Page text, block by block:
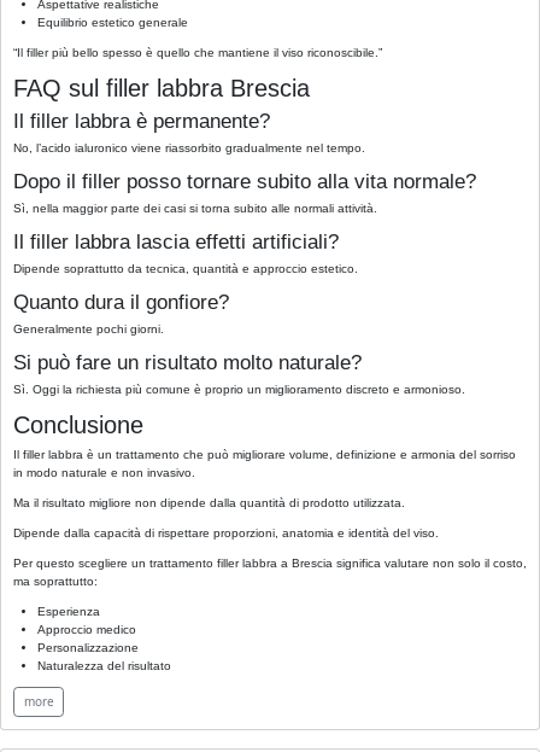
Aspettative realistiche
Equilibrio estetico generale
“Il filler più bello spesso è quello che mantiene il viso riconoscibile.”
FAQ sul filler labbra Brescia
Il filler labbra è permanente?
No, l’acido ialuronico viene riassorbito gradualmente nel tempo.
Dopo il filler posso tornare subito alla vita normale?
Sì, nella maggior parte dei casi si torna subito alle normali attività.
Il filler labbra lascia effetti artificiali?
Dipende soprattutto da tecnica, quantità e approccio estetico.
Quanto dura il gonfiore?
Generalmente pochi giorni.
Si può fare un risultato molto naturale?
Sì. Oggi la richiesta più comune è proprio un miglioramento discreto e armonioso.
Conclusione
Il filler labbra è un trattamento che può migliorare volume, definizione e armonia del sorriso
in modo naturale e non invasivo.
Ma il risultato migliore non dipende dalla quantità di prodotto utilizzata.
Dipende dalla capacità di rispettare proporzioni, anatomia e identità del viso.
Per questo scegliere un trattamento filler labbra a Brescia significa valutare non solo il costo,
ma soprattutto:
Esperienza
Approccio medico
Personalizzazione
Naturalezza del risultato
more